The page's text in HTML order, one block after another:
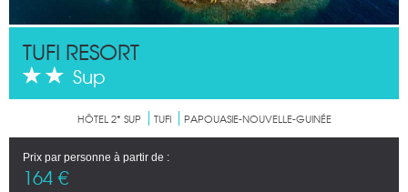
TUFI RESORT
Sup
HÔTEL 2* SUP TUFI PAPOUASIE-NOUVELLE-GUINÉE
Prix par personne à partir de :
164 €